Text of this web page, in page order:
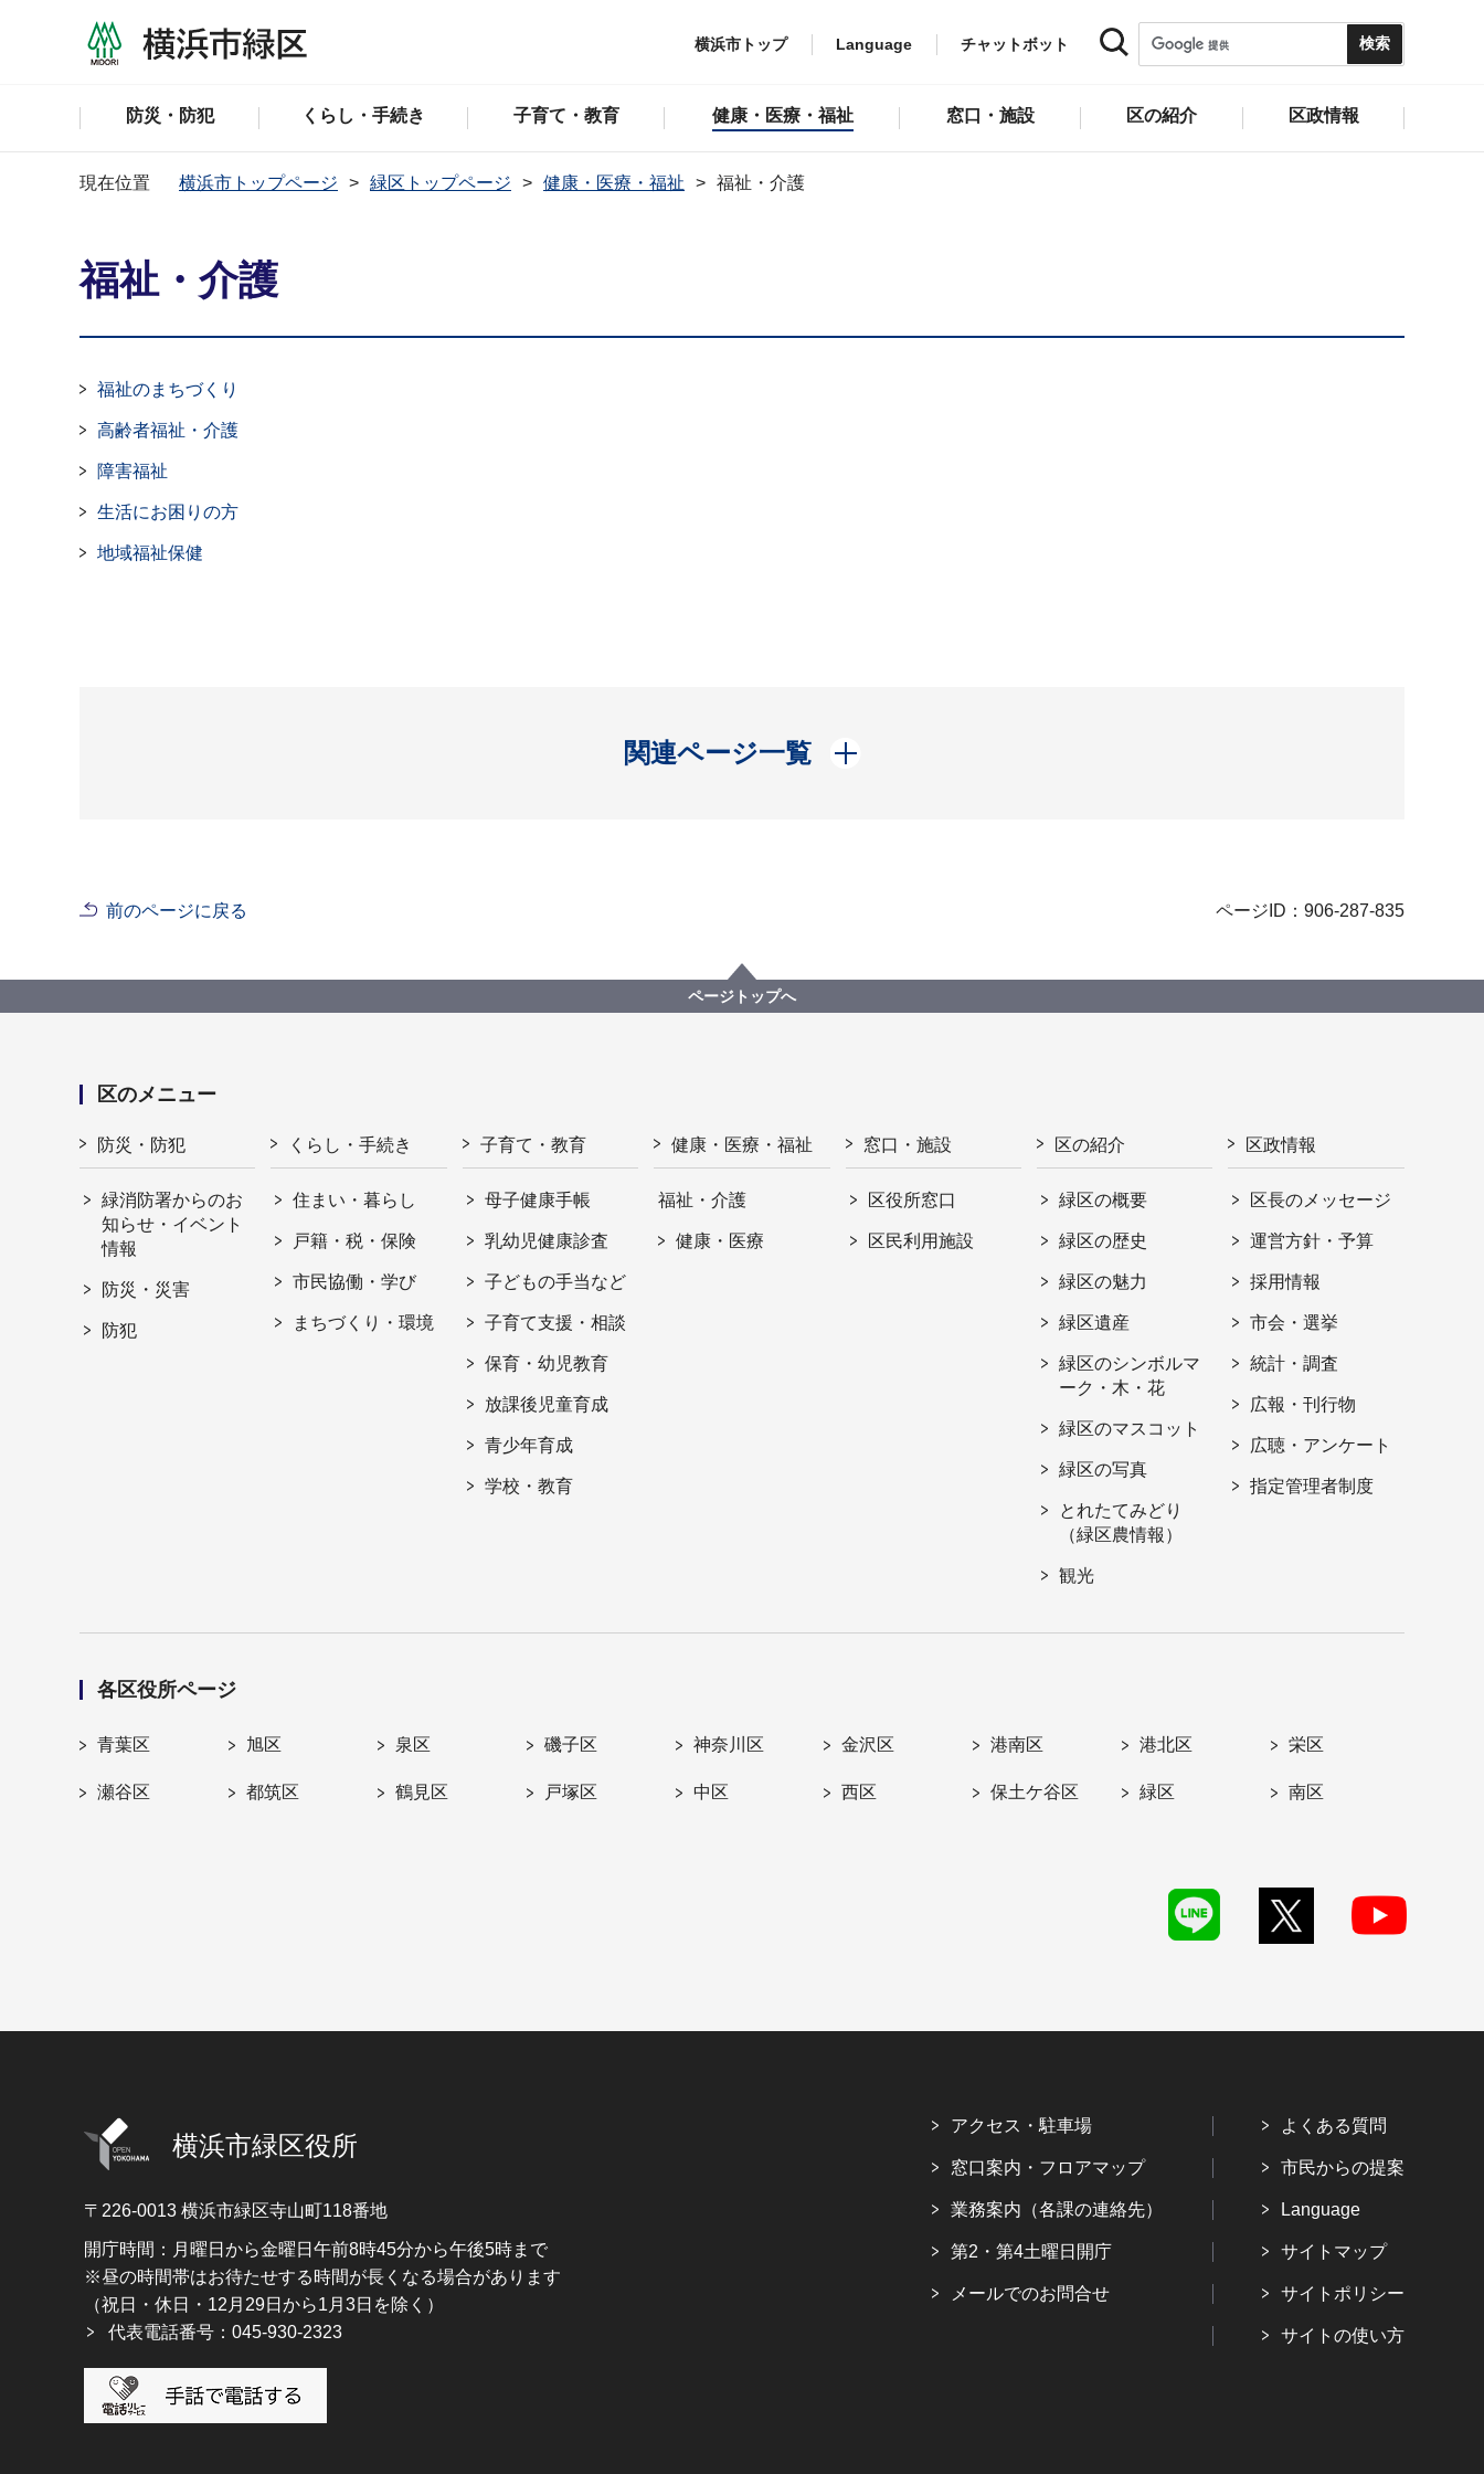
横浜市トップ Language チャットボット
防災・防犯 くらし・手続き 子育て・教育 健康・医療・福祉 窓口・施設 区の紹介 区政情報
現在位置 横浜市トップページ 緑区トップページ 健康・医療・福祉 福祉・介護
福祉・介護
福祉のまちづくり
高齢者福祉・介護
障害福祉
生活にお困りの方
地域福祉保健
関連ページ一覧
開く
前のページに戻る ページID：906-287-835
ページトップへ
区のメニュー
防災・防犯
緑消防署からのお
知らせ・イベント
情報
防災・災害
防犯
くらし・手続き
住まい・暮らし
戸籍・税・保険
市民協働・学び
まちづくり・環境
子育て・教育
母子健康手帳
乳幼児健康診査
子どもの手当など
子育て支援・相談
保育・幼児教育
放課後児童育成
青少年育成
学校・教育
健康・医療・福祉
福祉・介護
健康・医療
窓口・施設
区役所窓口
区民利用施設
区の紹介
緑区の概要
緑区の歴史
緑区の魅力
緑区遺産
緑区のシンボルマ
ーク・木・花
緑区のマスコット
緑区の写真
とれたてみどり
（緑区農情報）
観光
区政情報
区長のメッセージ
運営方針・予算
採用情報
市会・選挙
統計・調査
広報・刊行物
広聴・アンケート
指定管理者制度
各区役所ページ
青葉区 旭区 泉区 磯子区 神奈川区 金沢区 港南区 港北区 栄区
瀬谷区 都筑区 鶴見区 戸塚区 中区 西区 保土ケ谷区 緑区 南区
横浜市緑区役所
〒226-0013 横浜市緑区寺山町118番地
開庁時間：月曜日から金曜日午前8時45分から午後5時まで
※昼の時間帯はお待たせする時間が長くなる場合があります
（祝日・休日・12月29日から1月3日を除く）
代表電話番号：045-930-2323
アクセス・駐車場
窓口案内・フロアマップ
業務案内（各課の連絡先）
第2・第4土曜日開庁
メールでのお問合せ
よくある質問
市民からの提案
Language
サイトマップ
サイトポリシー
サイトの使い方